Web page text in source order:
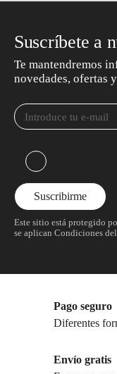
Suscríbete a
Te mantendremos
novedades, ofertas
Este sitio está protegido
se aplican Condiciones
Pago seguro
Diferentes
Envío gratis